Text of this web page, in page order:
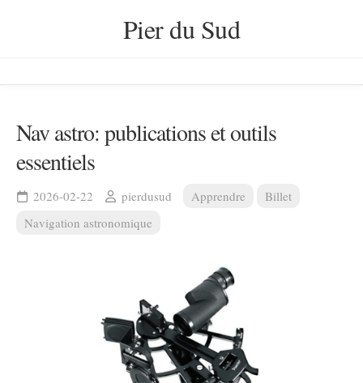
Pier du Sud
Nav astro: publications et outils
essentiels
2026-02-22 pierdusud Apprendre
Billet
Navigation astronomique